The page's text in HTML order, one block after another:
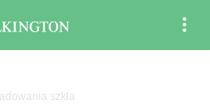
szkła